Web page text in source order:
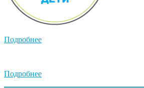
Подробнее
Подробнее